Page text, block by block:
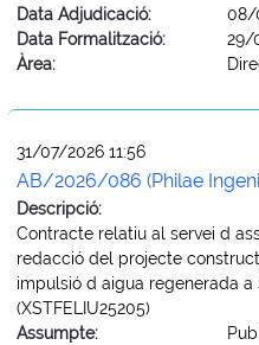
Data Adjudicació:
08/
Data Formalització:
29/
Àrea:
31/07/2026 11:56
AB/2026/086 (Philae
Descripció:
Contracte relatiu al servei d
redacció del projecte
impulsió d aigua regenerada
(XSTFELIU25205)
Assumpte: